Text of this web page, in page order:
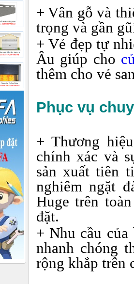
+ Vân gỗ và
trọng và gần
+ Vẻ đẹp tự
Âu giúp cho
thêm cho vẻ
Phục vụ
+ Thương
chính xác và
sản xuất tiên
nghiêm ngặt
Huge trên
đặt.
+ Nhu cầu của
nhanh chóng
rộng khắp